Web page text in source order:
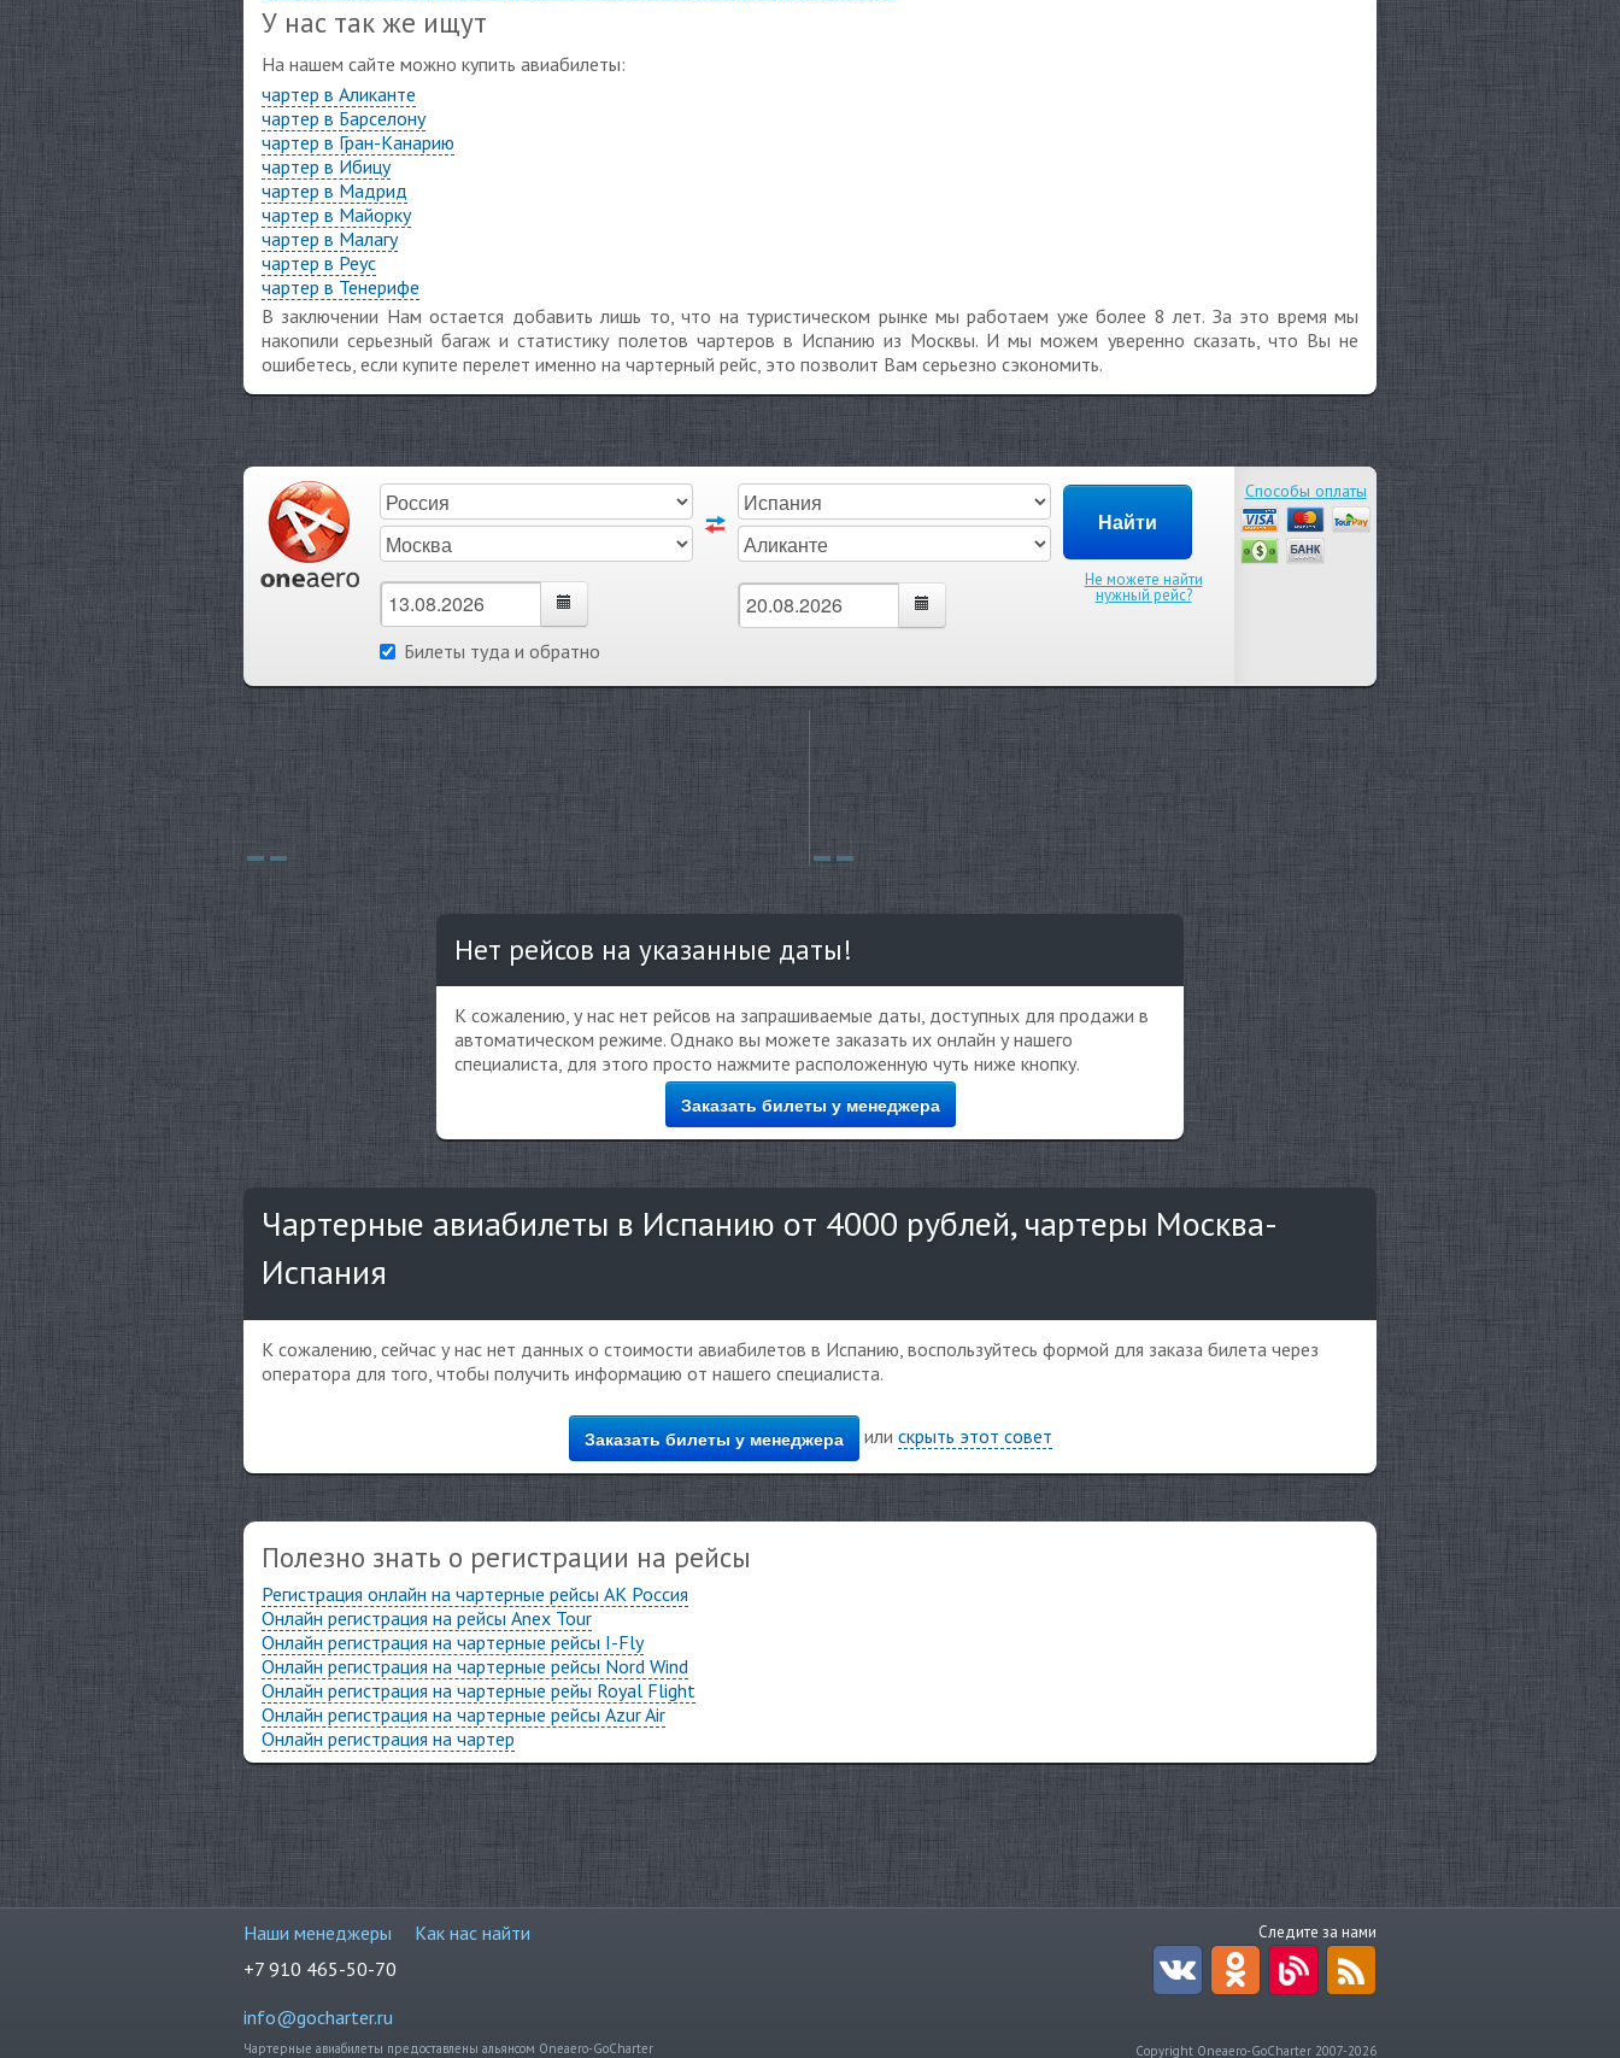
У нас так же ищут
На нашем сайте можно купить авиабилеты:
чартер в Аликанте
чартер в Барселону
чартер в Гран-Канарию
чартер в Ибицу
чартер в Мадрид
чартер в Майорку
чартер в Малагу
чартер в Реус
чартер в Тенерифе
В заключении Нам остается добавить лишь то, что на туристическом рынке мы работаем уже более 8 лет. За это время мы
накопили серьезный багаж и статистику полетов чартеров в Испанию из Москвы. И мы можем уверенно сказать, что Вы не
ошибетесь, если купите перелет именно на чартерный рейс, это позволит Вам серьезно сэкономить.
Билеты туда и обратно
Не можете найти
нужный рейс?
Способы оплаты
Нет рейсов на указанные даты!
К сожалению, у нас нет рейсов на запрашиваемые даты, доступных для продажи в
автоматическом режиме. Однако вы можете заказать их онлайн у нашего
специалиста, для этого просто нажмите расположенную чуть ниже кнопку.
Заказать билеты у менеджера
Чартерные авиабилеты в Испанию от 4000 рублей, чартеры Москва-
Испания
К сожалению, сейчас у нас нет данных о стоимости авиабилетов в Испанию, воспользуйтесь формой для заказа билета через
оператора для того, чтобы получить информацию от нашего специалиста.
Заказать билеты у менеджера или скрыть этот совет
Полезно знать о регистрации на рейсы
Регистрация онлайн на чартерные рейсы АК Россия
Онлайн регистрация на рейсы Anex Tour
Онлайн регистрация на чартерные рейсы I-Fly
Онлайн регистрация на чартерные рейсы Nord Wind
Онлайн регистрация на чартерные рейы Royal Flight
Онлайн регистрация на чартерные рейсы Azur Air
Онлайн регистрация на чартер
Наши менеджеры
Как нас найти
+7 910 465-50-70
info@gocharter.ru
Чартерные авиабилеты предоставлены альянсом Oneaero-GoCharter
Следите за нами
Copyright Oneaero-GoCharter 2007-2026